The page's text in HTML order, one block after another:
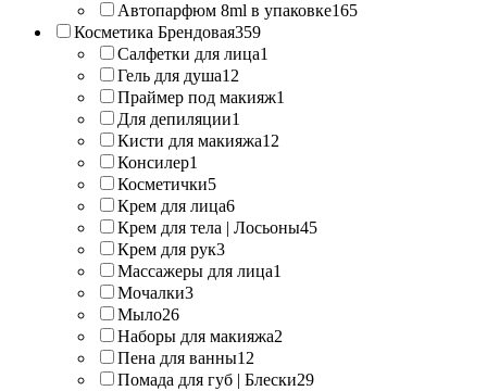
Автопарфюм 8ml в упаковке165
Косметика Брендовая359
Салфетки для лица1
Гель для душа12
Праймер под макияж1
Для депиляции1
Кисти для макияжа12
Консилер1
Косметички5
Крем для лица6
Крем для тела | Лосьоны45
Крем для рук3
Массажеры для лица1
Мочалки3
Мыло26
Наборы для макияжа2
Пена для ванны12
Помада для губ | Блески29